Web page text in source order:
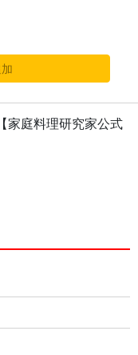
家庭料理研究家公式